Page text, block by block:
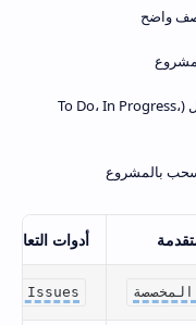
واضح
حسب مراحل العمل (To Do، In Progress،
بالمشروع
أدوات التعاون
المخصصة المشاكل Issues